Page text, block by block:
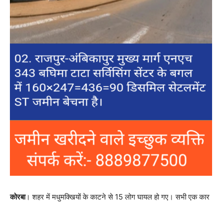
कोरबा। शहर में मधुमक्खियों के काटने से 15 लोग घायल हो गए। सभी एक कार